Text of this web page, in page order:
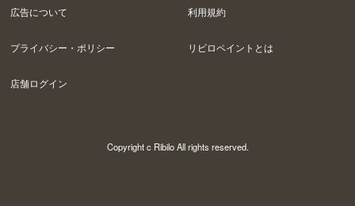
広告について 利用規約
プライバシー・ポリシー リビロペイントとは
店舗ログイン
Copyright c Ribilo All rights reserved.